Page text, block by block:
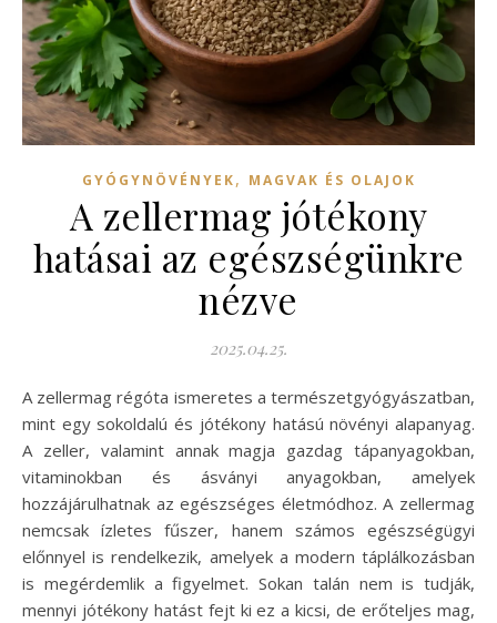
GYÓGYNÖVÉNYEK, MAGVAK ÉS OLAJOK
A zellermag jótékony
hatásai az egészségünkre
nézve
2025.04.25.
A zellermag régóta ismeretes a természetgyógyászatban,
mint egy sokoldalú és jótékony hatású növényi alapanyag.
A zeller, valamint annak magja gazdag tápanyagokban,
vitaminokban és ásványi anyagokban, amelyek
hozzájárulhatnak az egészséges életmódhoz. A zellermag
nemcsak ízletes fűszer, hanem számos egészségügyi
előnnyel is rendelkezik, amelyek a modern táplálkozásban
is megérdemlik a figyelmet. Sokan talán nem is tudják,
mennyi jótékony hatást fejt ki ez a kicsi, de erőteljes mag,